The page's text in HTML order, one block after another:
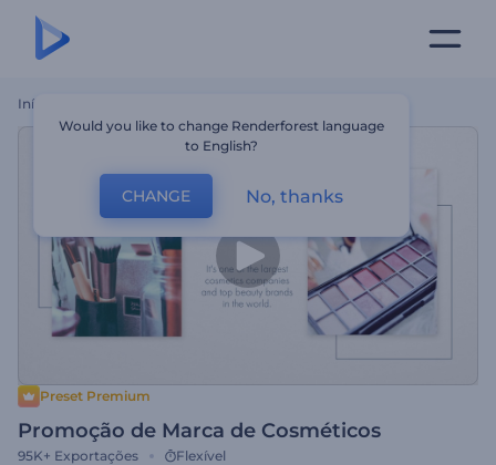
Início
Preset Premium
Promoção de Marca de Cosméticos
95K+ Exportações Flexível
Would you like to change Renderforest language
to English?
CHANGE No, thanks